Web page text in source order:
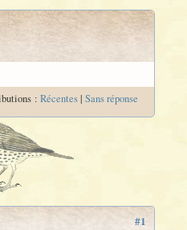
: Récentes| Sans réponse
#1